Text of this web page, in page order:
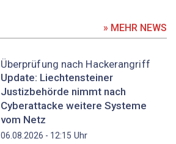
» MEHR NEWS
Überprüfung nach Hackerangriff
Update: Liechtensteiner
Justizbehörde nimmt nach
Cyberattacke weitere Systeme
vom Netz
06.08.2026 - 12:15 Uhr